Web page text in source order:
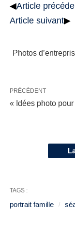
◀Article
Article suivant▶
Photos
PRÉCÉDENT
« Idées photo
TAGS :
portrait famille